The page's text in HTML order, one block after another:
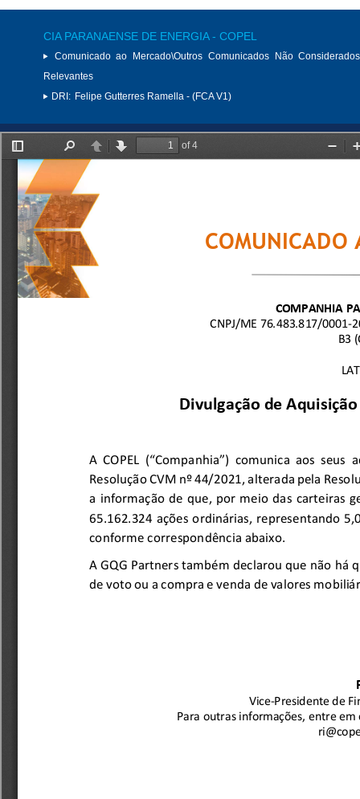
CIA PARANAENSE DE ENERGIA - COPEL
Comunicado ao Mercado\Outros Comunicados Não
Relevantes
DRI: Felipe Gutterres Ramella - (FCA V1)